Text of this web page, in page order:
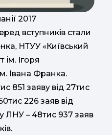
2017
вступників стали
НТУУ «Київський
ім. Ігоря
Івана Франка.
851 заяву від 27тис
226 заяв від
ЛНУ – 48тис 937 заяв